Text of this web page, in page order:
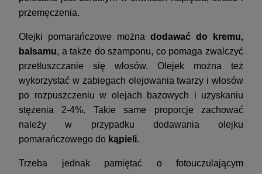
przemęczenia.
Olejki pomarańczowe można dodawać do kremu,
balsamu, a także do szamponu, co pomaga zwalczyć
przetłuszczanie się włosów. Olejek można też
wykorzystać w zabiegach olejowania twarzy i włosów
po rozpuszczeniu w olejach bazowych i uzyskaniu
stężenia 2-4%. Takie same proporcje zachować
należy w przypadku dodawania olejku
pomarańczowego do kąpieli.
Trzeba jednak pamiętać o fotouczulającym